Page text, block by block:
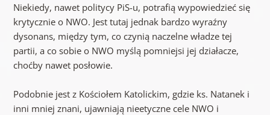
Niekiedy, nawet politycy PiS-u, potrafią wypowiedzieć się
krytycznie o NWO. Jest tutaj jednak bardzo wyraźny
dysonans, między tym, co czynią naczelne władze tej
partii, a co sobie o NWO myślą pomniejsi jej działacze,
choćby nawet posłowie.
Podobnie jest z Kościołem Katolickim, gdzie ks. Natanek i
inni mniej znani, ujawniają nieetyczne cele NWO i